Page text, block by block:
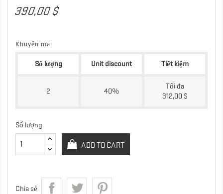
390,00 $
Khuyến mại
Số lượng Unit discount Tiết kiệm
2 40%
Tối đa
312,00 $
Số lượng
ADD TO CART
Chia sẻ